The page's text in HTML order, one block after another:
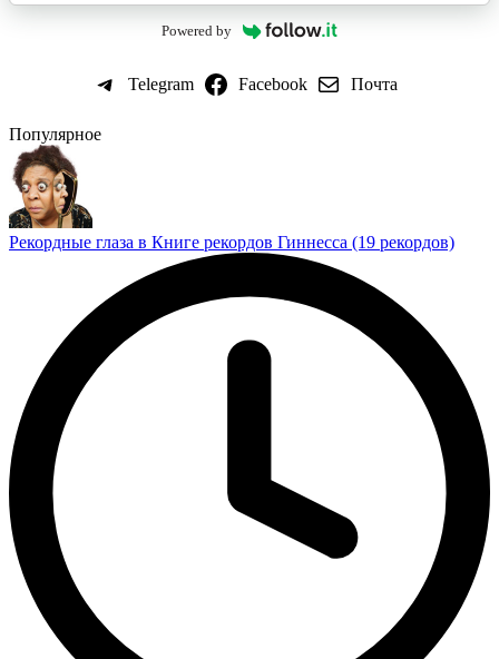
Powered by
Telegram Facebook Почта
Популярное
Рекордные глаза в Книге рекордов Гиннесса (19 рекордов)